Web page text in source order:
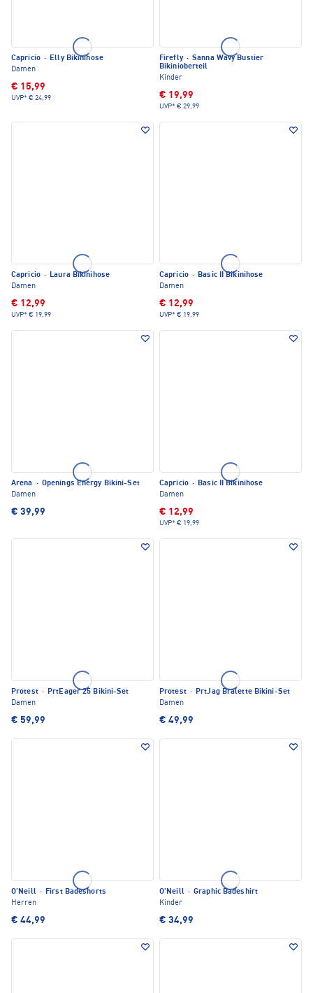
Capricio · Elly Bikinihose
Damen
€ 15,99
UVP* € 24,99
Firefly · Sanna Wavy Bustier
Bikinioberteil
Kinder
€ 19,99
UVP* € 29,99
Capricio · Laura Bikinihose
Damen
€ 12,99
UVP* € 19,99
Capricio · Basic II Bikinihose
Damen
€ 12,99
UVP* € 19,99
Arena · Openings Energy Bikini-Set
Damen
€ 39,99
Capricio · Basic II Bikinihose
Damen
€ 12,99
UVP* € 19,99
Protest · PrtEager 25 Bikini-Set
Damen
€ 59,99
Protest · PrtJag Bralette Bikini-Set
Damen
€ 49,99
O'Neill · First Badeshorts
Herren
€ 44,99
O'Neill · Graphic Badeshirt
Kinder
€ 34,99